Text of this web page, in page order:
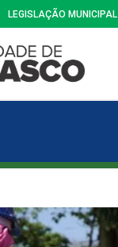
LEGISLAÇÃO MUNICIPAL